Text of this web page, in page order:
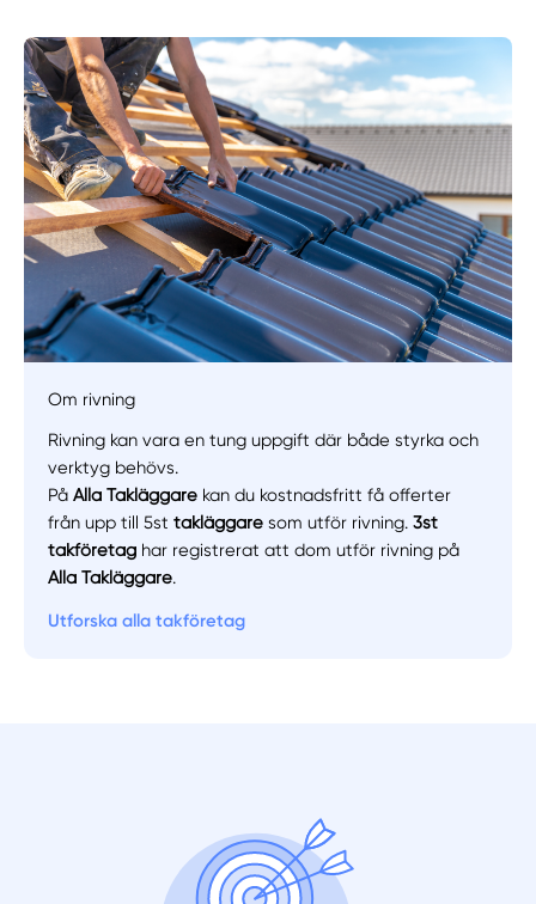
Manuellt
Välj tillvägagångssätt
Om rivning
Rivning kan vara en tung uppgift där både styrka och
verktyg behövs.
PåAlla Takläggare kan du kostnadsfritt få offerter
från upp till 5sttakläggare som utför rivning.3st
takföretag har registrerat att dom utför rivning på
Alla Takläggare.
Utforska alla takföretag